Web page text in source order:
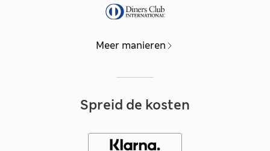
Meer manieren
Spreid de kosten